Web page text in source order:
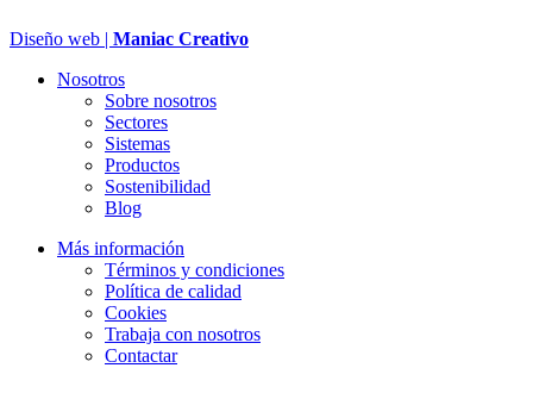
Diseño web | Maniac Creativo
Nosotros
Sobre nosotros
Sectores
Sistemas
Productos
Sostenibilidad
Blog
Más información
Términos y condiciones
Política de calidad
Cookies
Trabaja con nosotros
Contactar